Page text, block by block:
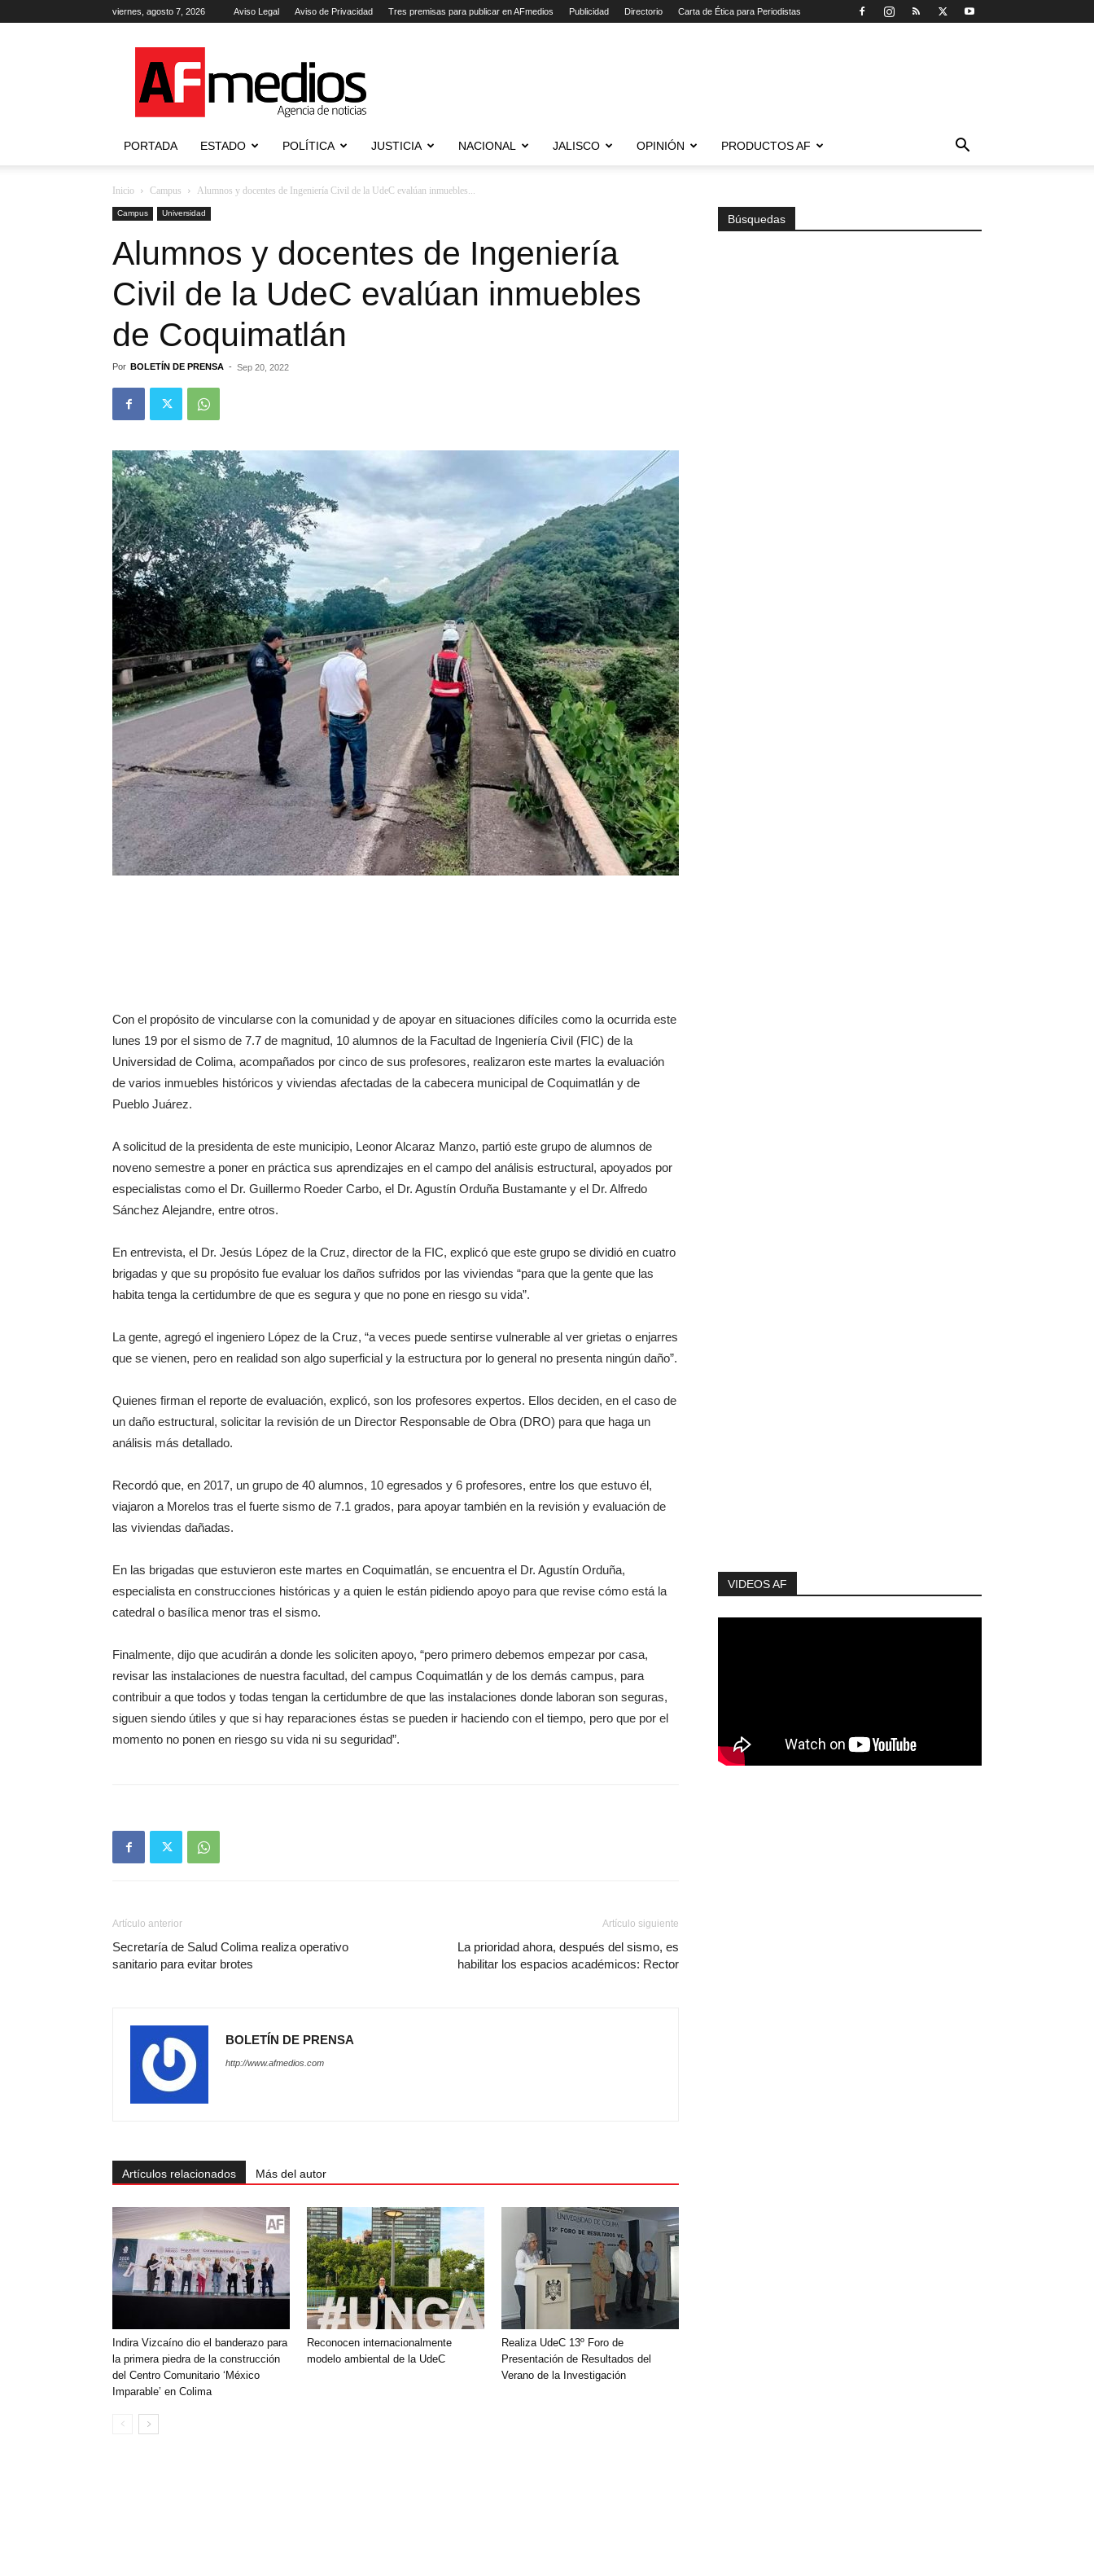
viernes, agosto 7, 2026 Aviso Legal Aviso de Privacidad Tres premisas para publicar en AFmedios Publicidad Directorio Carta de Ética para Periodistas
Agencia
de
Noticias
PORTADA ESTADO POLÍTICA JUSTICIA NACIONAL JALISCO OPINIÓN PRODUCTOS AF
Inicio Campus Alumnos y docentes de Ingeniería Civil de la UdeC evalúan inmuebles...
Campus Universidad
Alumnos y docentes de Ingeniería
Civil de la UdeC evalúan inmuebles
de Coquimatlán
Por BOLETÍN DE PRENSA - Sep 20, 2022
Con el propósito de vincularse con la comunidad y de apoyar en situaciones difíciles como la ocurrida este
lunes 19 por el sismo de 7.7 de magnitud, 10 alumnos de la Facultad de Ingeniería Civil (FIC) de la
Universidad de Colima, acompañados por cinco de sus profesores, realizaron este martes la evaluación
de varios inmuebles históricos y viviendas afectadas de la cabecera municipal de Coquimatlán y de
Pueblo Juárez.
A solicitud de la presidenta de este municipio, Leonor Alcaraz Manzo, partió este grupo de alumnos de
noveno semestre a poner en práctica sus aprendizajes en el campo del análisis estructural, apoyados por
especialistas como el Dr. Guillermo Roeder Carbo, el Dr. Agustín Orduña Bustamante y el Dr. Alfredo
Sánchez Alejandre, entre otros.
En entrevista, el Dr. Jesús López de la Cruz, director de la FIC, explicó que este grupo se dividió en cuatro
brigadas y que su propósito fue evaluar los daños sufridos por las viviendas “para que la gente que las
habita tenga la certidumbre de que es segura y que no pone en riesgo su vida”.
La gente, agregó el ingeniero López de la Cruz, “a veces puede sentirse vulnerable al ver grietas o enjarres
que se vienen, pero en realidad son algo superficial y la estructura por lo general no presenta ningún daño”.
Quienes firman el reporte de evaluación, explicó, son los profesores expertos. Ellos deciden, en el caso de
un daño estructural, solicitar la revisión de un Director Responsable de Obra (DRO) para que haga un
análisis más detallado.
Recordó que, en 2017, un grupo de 40 alumnos, 10 egresados y 6 profesores, entre los que estuvo él,
viajaron a Morelos tras el fuerte sismo de 7.1 grados, para apoyar también en la revisión y evaluación de
las viviendas dañadas.
En las brigadas que estuvieron este martes en Coquimatlán, se encuentra el Dr. Agustín Orduña,
especialista en construcciones históricas y a quien le están pidiendo apoyo para que revise cómo está la
catedral o basílica menor tras el sismo.
Finalmente, dijo que acudirán a donde les soliciten apoyo, “pero primero debemos empezar por casa,
revisar las instalaciones de nuestra facultad, del campus Coquimatlán y de los demás campus, para
contribuir a que todos y todas tengan la certidumbre de que las instalaciones donde laboran son seguras,
siguen siendo útiles y que si hay reparaciones éstas se pueden ir haciendo con el tiempo, pero que por el
momento no ponen en riesgo su vida ni su seguridad”.
Artículo anterior
Secretaría de Salud Colima realiza operativo
sanitario para evitar brotes
Artículo siguiente
La prioridad ahora, después del sismo, es
habilitar los espacios académicos: Rector
BOLETÍN DE PRENSA
http://www.afmedios.com
Artículos relacionados Más del autor
Indira Vizcaíno dio el banderazo para
la primera piedra de la construcción
del Centro Comunitario ‘México
Imparable’ en Colima
Reconocen internacionalmente
modelo ambiental de la UdeC
Realiza UdeC 13º Foro de
Presentación de Resultados del
Verano de la Investigación
Búsquedas
VIDEOS AF